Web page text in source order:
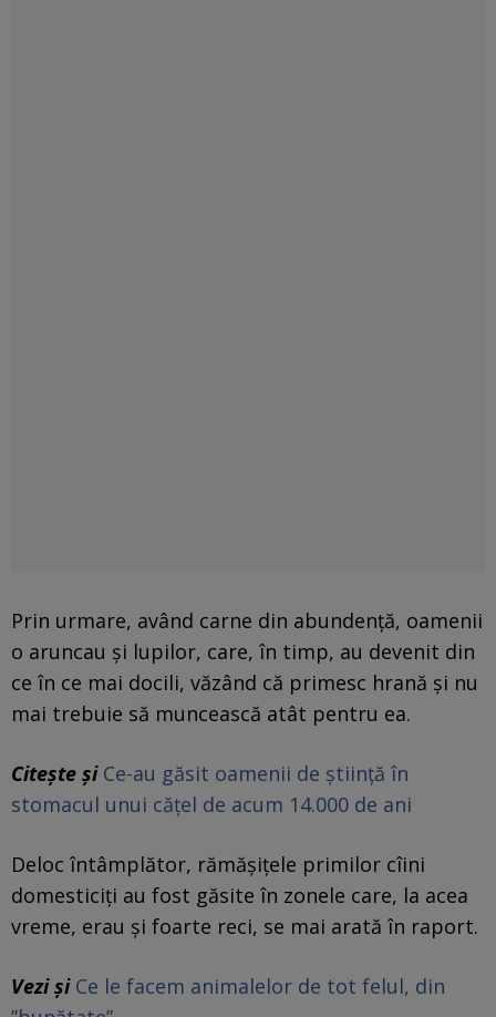
Prin urmare, având carne din abundență, oamenii
o aruncau și lupilor, care, în timp, au devenit din
ce în ce mai docili, văzând că primesc hrană și nu
mai trebuie să muncească atât pentru ea.
Citește și Ce-au găsit oamenii de știință în
stomacul unui cățel de acum 14.000 de ani
Deloc întâmplător, rămășițele primilor cîini
domesticiți au fost găsite în zonele care, la acea
vreme, erau și foarte reci, se mai arată în raport.
Vezi și Ce le facem animalelor de tot felul, din